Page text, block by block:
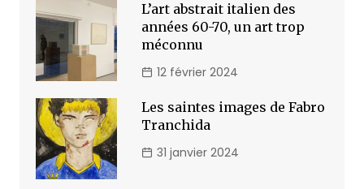
L’art abstrait italien des
années 60-70, un art trop
méconnu
12 février 2024
Les saintes images de Fabro
Tranchida
31 janvier 2024